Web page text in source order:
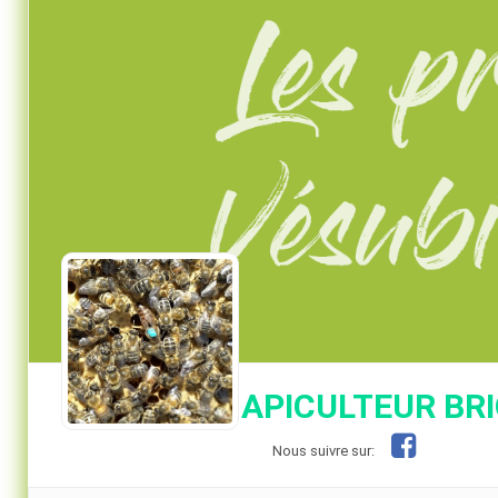
APICULTEUR
Nous suivre sur: